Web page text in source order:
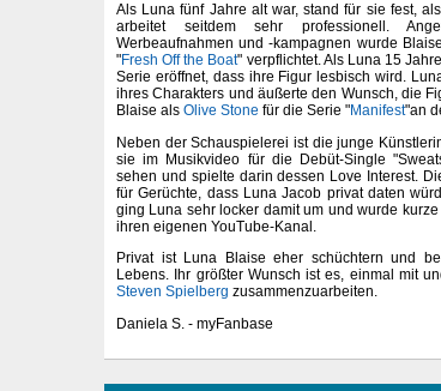
Als Luna fünf Jahre alt war, stand für sie fest,
arbeitet seitdem sehr professionell.
Werbeaufnahmen und -kampagnen wurde
"Fresh Off the Boat" verpflichtet. Als Luna 15
Serie eröffnet, dass ihre Figur lesbisch wird.
ihres Charakters und äußerte den Wunsch, die
Blaise als Olive Stone für die Serie "Manifest"an
Neben der Schauspielerei ist die junge
sie im Musikvideo für die Debüt-Single
sehen und spielte darin dessen Love Interest.
für Gerüchte, dass Luna Jacob privat daten
ging Luna sehr locker damit um und wurde
ihren eigenen YouTube-Kanal.
Privat ist Luna Blaise eher schüchtern und
Lebens. Ihr größter Wunsch ist es, einmal mit
Steven Spielberg zusammenzuarbeiten.
Daniela S. - myFanbase